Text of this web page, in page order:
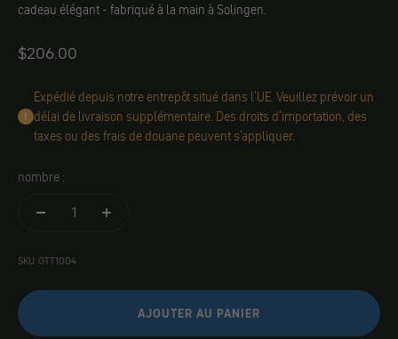
cadeau élégant - fabriqué à la main à Solingen.
Angebot
$206.00
Expédié depuis notre entrepôt situé dans l'UE. Veuillez prévoir un
délai de livraison supplémentaire. Des droits d'importation, des
taxes ou des frais de douane peuvent s'appliquer.
nombre :
SKU: OTT1004
AJOUTER AU PANIER